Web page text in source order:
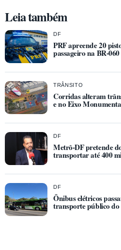
Leia também
DF
PRF apreende 20
passageiro na BR-060
TRÂNSITO
Corridas alteram
e no Eixo
DF
Metrô-DF pretende
transportar até 400
DF
Ônibus elétricos
transporte público do